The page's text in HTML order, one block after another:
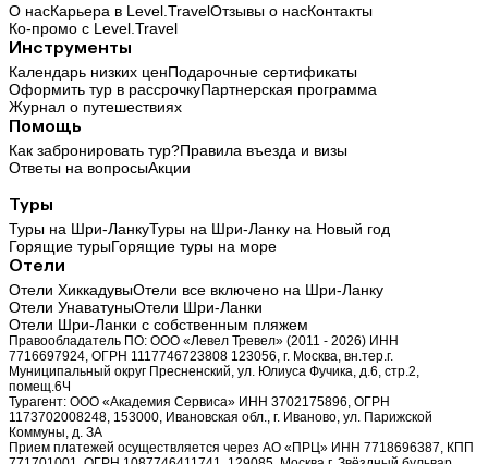
О насКарьера в Level.TravelОтзывы о насКонтакты
Ко-промо с Level.Travel
Инструменты
Календарь низких ценПодарочные сертификаты
Оформить тур в рассрочкуПартнерская программа
Журнал о путешествиях
Помощь
Как забронировать тур?Правила въезда и визы
Ответы на вопросыАкции
Туры
Туры на Шри-ЛанкуТуры на Шри-Ланку на Новый год
Горящие турыГорящие туры на море
Отели
Отели ХиккадувыОтели все включено на Шри-Ланку
Отели УнаватуныОтели Шри-Ланки
Отели Шри-Ланки с собственным пляжем
Правообладатель ПО: ООО «Левел Тревел» (2011 - 2026) ИНН
7716697924, ОГРН 1117746723808 123056, г. Москва, вн.тер.г.
Муниципальный округ Пресненский, ул. Юлиуса Фучика, д.6, стр.2,
помещ.6Ч
Турагент: ООО «Академия Сервиса» ИНН 3702175896, ОГРН
1173702008248, 153000, Ивановская обл., г. Иваново, ул. Парижской
Коммуны, д. ЗА
Прием платежей осуществляется через АО «ПРЦ» ИНН 7718696387, КПП